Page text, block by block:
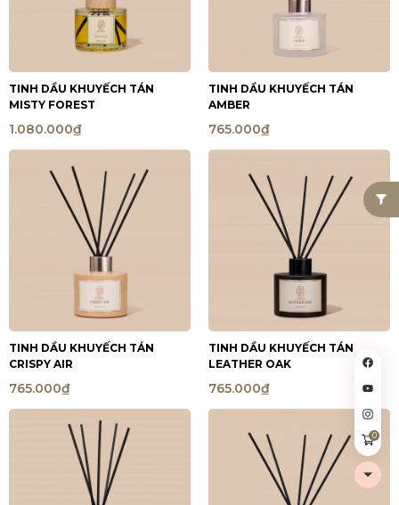
TINH DẦU KHUYẾCH TÁN
MISTY FOREST
1.080.000₫
TINH DẦU KHUYẾCH TÁN
AMBER
765.000₫
TINH DẦU KHUYẾCH TÁN
CRISPY AIR
765.000₫
TINH DẦU KHUYẾCH TÁN
LEATHER OAK
765.000₫
0